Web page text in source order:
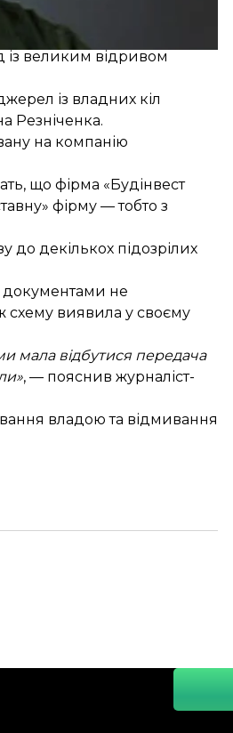
компанія «Будінвест
із великим відривом
із владних кіл
Резніченка.
на компанію
що фірма «Будінвест
фірму — тобто з
до декількох підозрілих
документами не
ж схему виявила у своєму
мала відбутися передача
, — пояснив журналіст-
владою та відмивання